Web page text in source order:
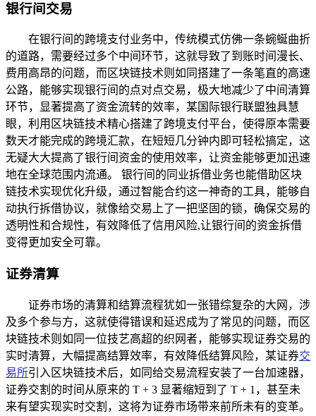
银行间交易
在银行间的跨境支付业务中，传统模式仿佛一条蜿蜒曲折
的道路，需要经过多个中间环节，这就导致了到账时间漫长、
费用高昂的问题，而区块链技术则如同搭建了一条笔直的高速
公路，能够实现银行间的点对点交易，极大地减少了中间清算
环节，显著提高了资金流转的效率，某国际银行联盟独具慧
眼，利用区块链技术精心搭建了跨境支付平台，使得原本需要
数天才能完成的跨境汇款，在短短几分钟内即可轻松搞定，这
无疑大大提高了银行间资金的使用效率，让资金能够更加迅速
地在全球范围内流通。 银行间的同业拆借业务也能借助区块
链技术实现优化升级，通过智能合约这一神奇的工具，能够自
动执行拆借协议，就像给交易上了一把坚固的锁，确保交易的
透明性和合规性，有效降低了信用风险,让银行间的资金拆借
变得更加安全可靠。
证券清算
证券市场的清算和结算流程犹如一张错综复杂的大网，涉
及多个参与方，这就使得错误和延迟成为了常见的问题，而区
块链技术则如同一位技艺高超的织网者，能够实现证券交易的
实时清算，大幅提高结算效率，有效降低结算风险，某证券交
易所引入区块链技术后，如同给交易流程安装了一台加速器，
证券交割的时间从原来的 T + 3 显著缩短到了 T + 1，甚至未
来有望实现实时交割，这将为证券市场带来前所未有的变革。